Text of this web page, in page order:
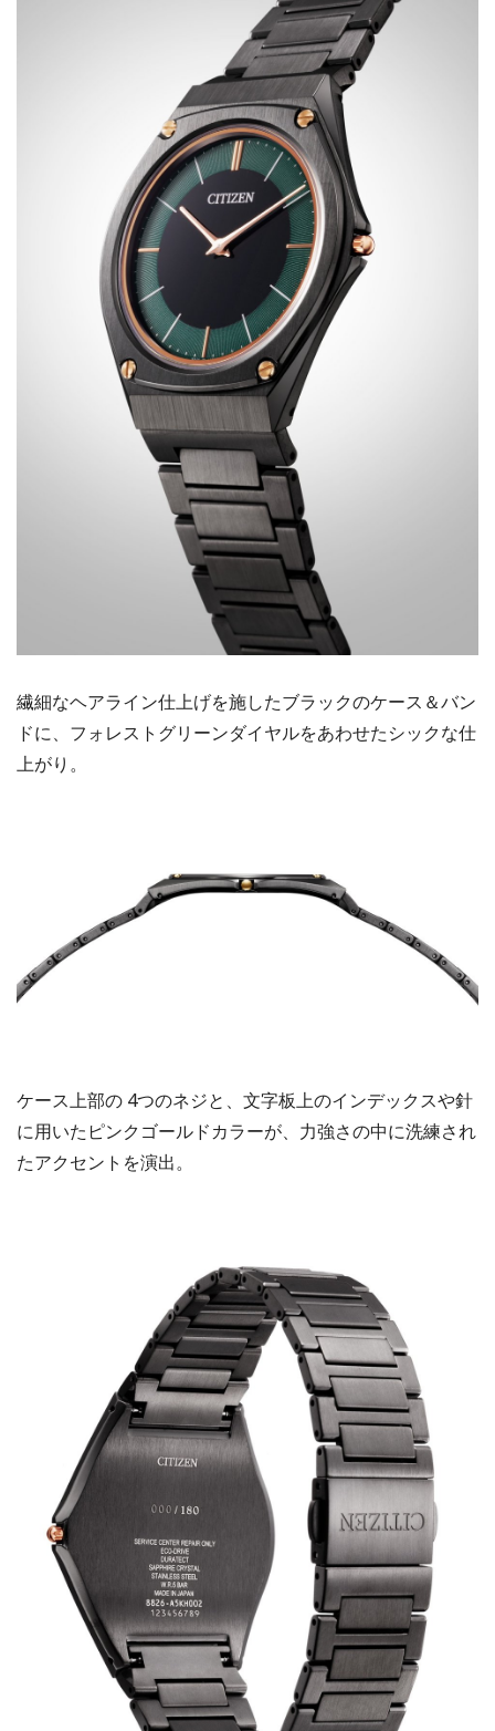
繊細なヘアライン仕上げを施したブラックのケース＆バン
ドに、フォレストグリーンダイヤルをあわせたシックな仕
上がり。
ケース上部の 4つのネジと、文字板上のインデックスや針
に用いたピンクゴールドカラーが、⼒強さの中に洗練され
たアクセントを演出。